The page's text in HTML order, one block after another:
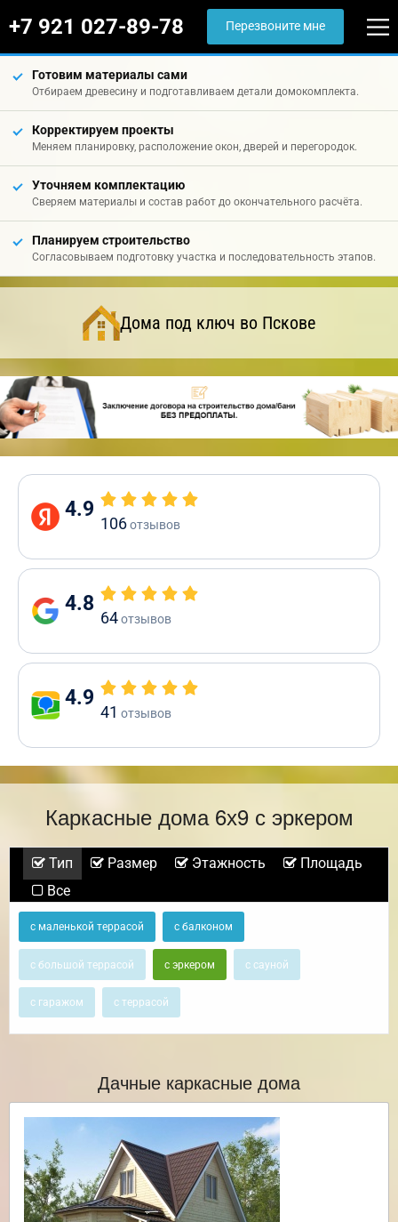
+7 921 027-89-78 Перезвоните мне
Готовим материалы сами
Отбираем древесину и подготавливаем детали домокомплекта.
Корректируем проекты
Меняем планировку, расположение окон, дверей и перегородок.
Уточняем комплектацию
Сверяем материалы и состав работ до окончательного расчёта.
Планируем строительство
Согласовываем подготовку участка и последовательность этапов.
Дома под ключ во Пскове
4.9
106отзывов
4.8
64отзывов
4.9
41 отзывов
Каркасные дома 6х9 с эркером
Тип Размер Этажность
Площадь
Все
с маленькой террасой с балконом
с большой террасой с эркером с сауной
с гаражом с террасой
Дачные каркасные дома